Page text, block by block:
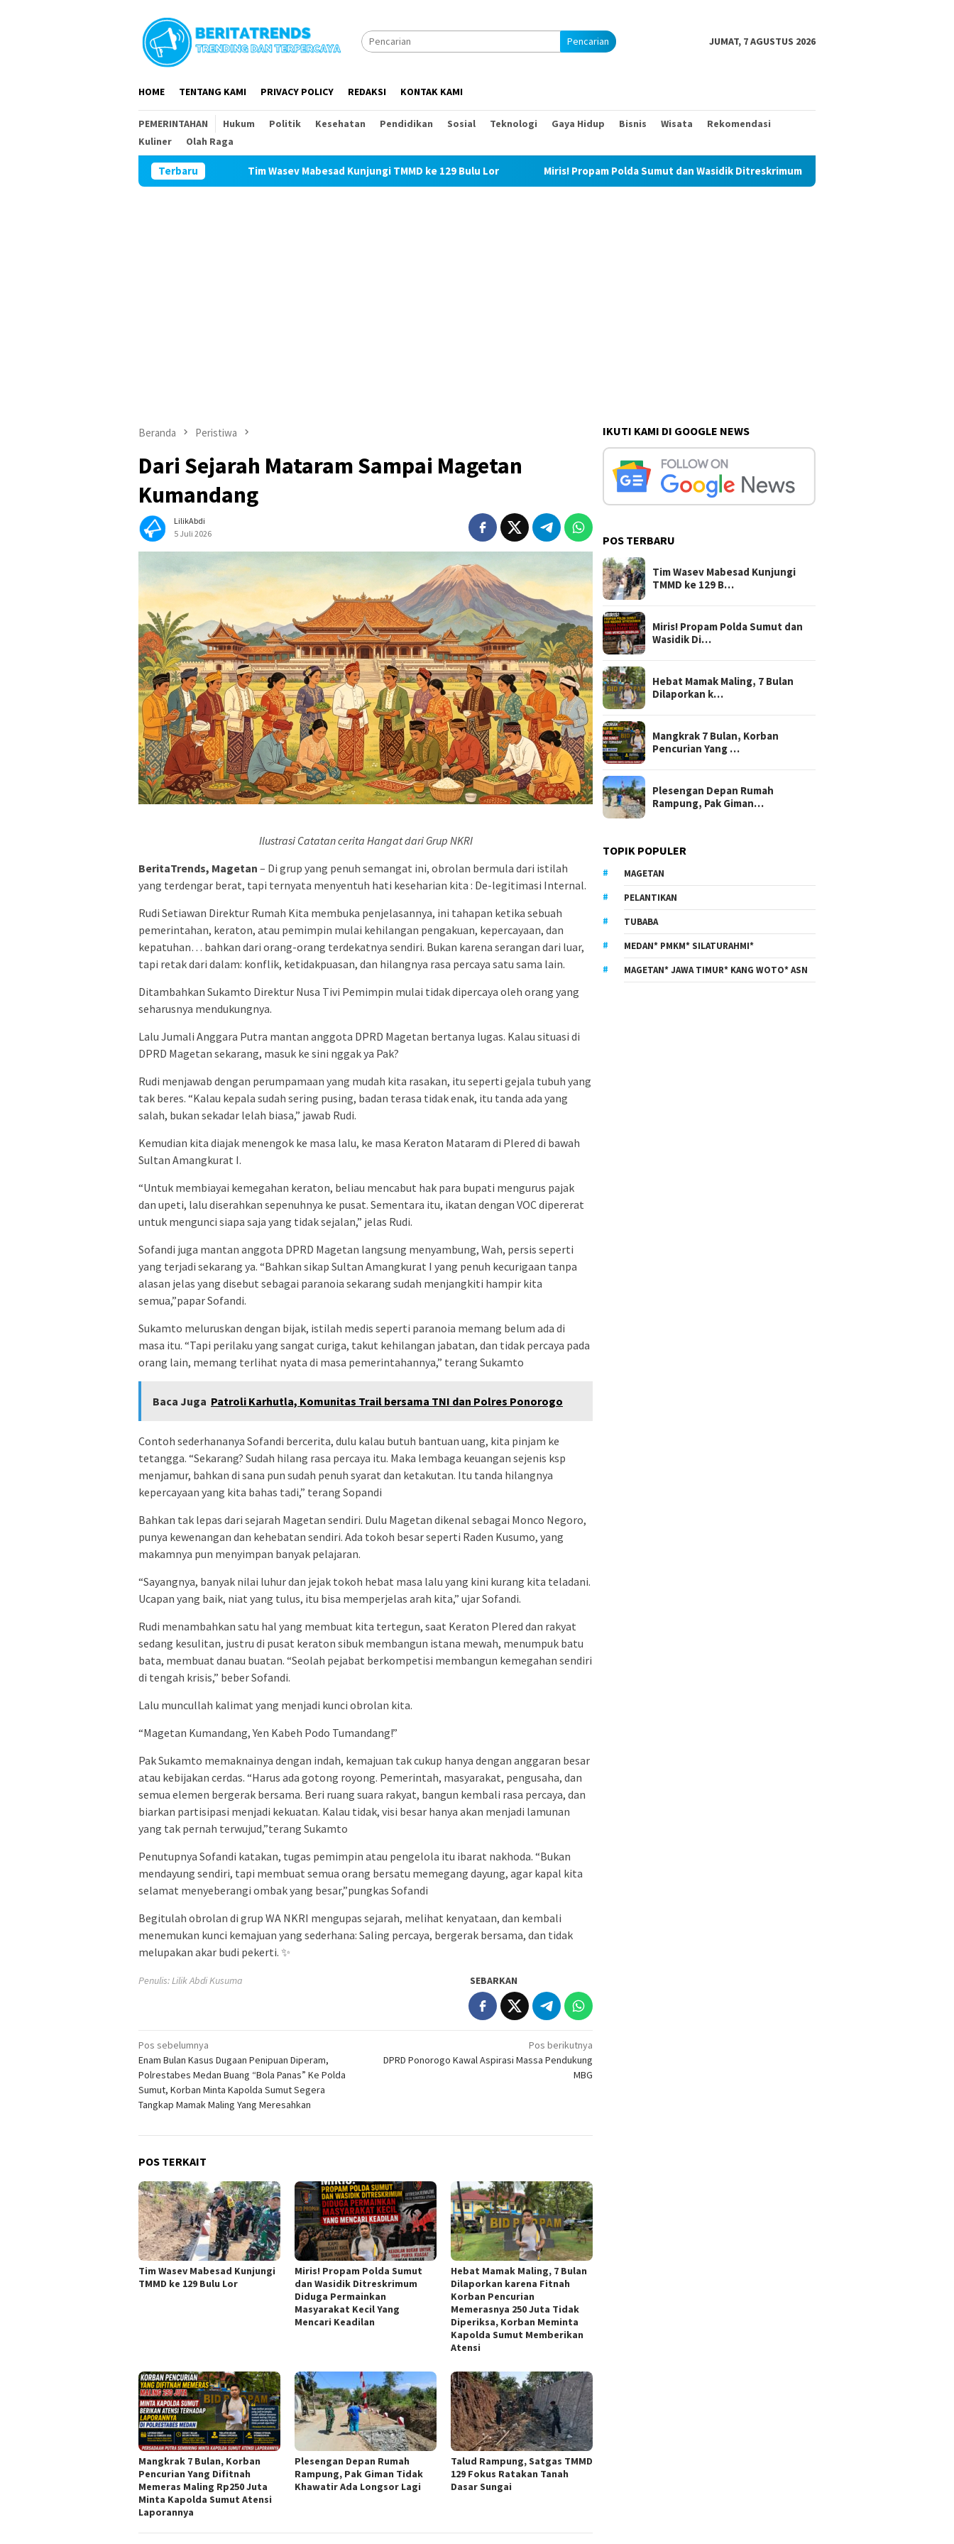
Pencarian JUMAT, 7 AGUSTUS 2026
HOME TENTANG KAMI PRIVACY POLICY REDAKSI KONTAK KAMI
PEMERINTAHAN Hukum Politik Kesehatan Pendidikan Sosial Teknologi Gaya Hidup Bisnis Wisata
Rekomendasi
Kuliner
Olah Raga
Terbaru
Tim Wasev Mabesad Kunjungi TMMD ke 129 Bulu Lor Miris! Propam Polda Sumut dan Wasidik Ditreskrimum Diduga Permainkan Masyarakat Kecil Yang
Beranda Peristiwa
Dari Sejarah Mataram Sampai Magetan
Kumandang
LilikAbdi
5 Juli 2026
Ilustrasi Catatan cerita Hangat dari Grup NKRI
BeritaTrends, Magetan – Di grup yang penuh semangat ini, obrolan bermula dari istilah
yang terdengar berat, tapi ternyata menyentuh hati keseharian kita : De-legitimasi Internal.
Rudi Setiawan Direktur Rumah Kita membuka penjelasannya, ini tahapan ketika sebuah
pemerintahan, keraton, atau pemimpin mulai kehilangan pengakuan, kepercayaan, dan
kepatuhan… bahkan dari orang-orang terdekatnya sendiri. Bukan karena serangan dari luar,
tapi retak dari dalam: konflik, ketidakpuasan, dan hilangnya rasa percaya satu sama lain.
Ditambahkan Sukamto Direktur Nusa Tivi Pemimpin mulai tidak dipercaya oleh orang yang
seharusnya mendukungnya.
Lalu Jumali Anggara Putra mantan anggota DPRD Magetan bertanya lugas. Kalau situasi di
DPRD Magetan sekarang, masuk ke sini nggak ya Pak?
Rudi menjawab dengan perumpamaan yang mudah kita rasakan, itu seperti gejala tubuh yang
tak beres. “Kalau kepala sudah sering pusing, badan terasa tidak enak, itu tanda ada yang
salah, bukan sekadar lelah biasa,” jawab Rudi.
Kemudian kita diajak menengok ke masa lalu, ke masa Keraton Mataram di Plered di bawah
Sultan Amangkurat I.
“Untuk membiayai kemegahan keraton, beliau mencabut hak para bupati mengurus pajak
dan upeti, lalu diserahkan sepenuhnya ke pusat. Sementara itu, ikatan dengan VOC dipererat
untuk mengunci siapa saja yang tidak sejalan,” jelas Rudi.
Sofandi juga mantan anggota DPRD Magetan langsung menyambung, Wah, persis seperti
yang terjadi sekarang ya. “Bahkan sikap Sultan Amangkurat I yang penuh kecurigaan tanpa
alasan jelas yang disebut sebagai paranoia sekarang sudah menjangkiti hampir kita
semua,”papar Sofandi.
Sukamto meluruskan dengan bijak, istilah medis seperti paranoia memang belum ada di
masa itu. “Tapi perilaku yang sangat curiga, takut kehilangan jabatan, dan tidak percaya pada
orang lain, memang terlihat nyata di masa pemerintahannya,” terang Sukamto
Baca Juga Patroli Karhutla, Komunitas Trail bersama TNI dan Polres Ponorogo
Contoh sederhananya Sofandi bercerita, dulu kalau butuh bantuan uang, kita pinjam ke
tetangga. “Sekarang? Sudah hilang rasa percaya itu. Maka lembaga keuangan sejenis ksp
menjamur, bahkan di sana pun sudah penuh syarat dan ketakutan. Itu tanda hilangnya
kepercayaan yang kita bahas tadi,” terang Sopandi
Bahkan tak lepas dari sejarah Magetan sendiri. Dulu Magetan dikenal sebagai Monco Negoro,
punya kewenangan dan kehebatan sendiri. Ada tokoh besar seperti Raden Kusumo, yang
makamnya pun menyimpan banyak pelajaran.
“Sayangnya, banyak nilai luhur dan jejak tokoh hebat masa lalu yang kini kurang kita teladani.
Ucapan yang baik, niat yang tulus, itu bisa memperjelas arah kita,” ujar Sofandi.
Rudi menambahkan satu hal yang membuat kita tertegun, saat Keraton Plered dan rakyat
sedang kesulitan, justru di pusat keraton sibuk membangun istana mewah, menumpuk batu
bata, membuat danau buatan. “Seolah pejabat berkompetisi membangun kemegahan sendiri
di tengah krisis,” beber Sofandi.
Lalu muncullah kalimat yang menjadi kunci obrolan kita.
“Magetan Kumandang, Yen Kabeh Podo Tumandang!”
Pak Sukamto memaknainya dengan indah, kemajuan tak cukup hanya dengan anggaran besar
atau kebijakan cerdas. “Harus ada gotong royong. Pemerintah, masyarakat, pengusaha, dan
semua elemen bergerak bersama. Beri ruang suara rakyat, bangun kembali rasa percaya, dan
biarkan partisipasi menjadi kekuatan. Kalau tidak, visi besar hanya akan menjadi lamunan
yang tak pernah terwujud,”terang Sukamto
Penutupnya Sofandi katakan, tugas pemimpin atau pengelola itu ibarat nakhoda. “Bukan
mendayung sendiri, tapi membuat semua orang bersatu memegang dayung, agar kapal kita
selamat menyeberangi ombak yang besar,”pungkas Sofandi
Begitulah obrolan di grup WA NKRI mengupas sejarah, melihat kenyataan, dan kembali
menemukan kunci kemajuan yang sederhana: Saling percaya, bergerak bersama, dan tidak
melupakan akar budi pekerti. ✨
Penulis: Lilik Abdi Kusuma SEBARKAN
Navigasi
pos
Pos sebelumnya
Enam Bulan Kasus Dugaan Penipuan Diperam,
Polrestabes Medan Buang “Bola Panas” Ke Polda
Sumut, Korban Minta Kapolda Sumut Segera
Tangkap Mamak Maling Yang Meresahkan
Pos berikutnya
DPRD Ponorogo Kawal Aspirasi Massa Pendukung
MBG
POS TERKAIT
Tim Wasev Mabesad Kunjungi
TMMD ke 129 Bulu Lor
Miris! Propam Polda Sumut
dan Wasidik Ditreskrimum
Diduga Permainkan
Masyarakat Kecil Yang
Mencari Keadilan
Hebat Mamak Maling, 7 Bulan
Dilaporkan karena Fitnah
Korban Pencurian
Memerasnya 250 Juta Tidak
Diperiksa, Korban Meminta
Kapolda Sumut Memberikan
Atensi
Mangkrak 7 Bulan, Korban
Pencurian Yang Difitnah
Memeras Maling Rp250 Juta
Minta Kapolda Sumut Atensi
Laporannya
Plesengan Depan Rumah
Rampung, Pak Giman Tidak
Khawatir Ada Longsor Lagi
Talud Rampung, Satgas TMMD
129 Fokus Ratakan Tanah
Dasar Sungai
IKUTI KAMI DI GOOGLE NEWS
POS TERBARU
Tim Wasev Mabesad Kunjungi
TMMD ke 129 B…
Miris! Propam Polda Sumut dan
Wasidik Di…
Hebat Mamak Maling, 7 Bulan
Dilaporkan k…
Mangkrak 7 Bulan, Korban
Pencurian Yang …
Plesengan Depan Rumah
Rampung, Pak Giman…
TOPIK POPULER
MAGETAN
PELANTIKAN
TUBABA
MEDAN* PMKM* SILATURAHMI*
MAGETAN* JAWA TIMUR* KANG WOTO* ASN